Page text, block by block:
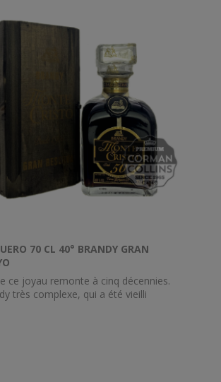
70 CL 40° BRANDY GRAN
ce joyau remonte à cinq décennies.
très complexe, qui a été vieilli
criaderas et des soleras. Il possède
et les vins doux de pedro ximénez. Il est
et soyeux en bouche, avec toute la
confère une maturité pleine de